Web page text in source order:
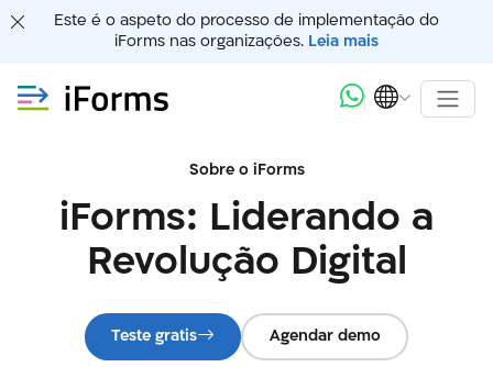
Este é o aspeto do processo de implementação do
iForms nas organizações. Leia mais
Sobre o iForms
iForms: Liderando a
Revolução Digital
Teste gratis Agendar demo